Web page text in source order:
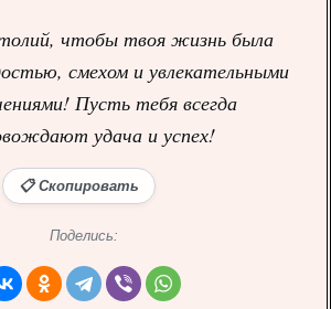
чтобы твоя жизнь была
смехом и увлекательными
Пусть тебя всегда
удача и успех!
📋 Скопировать
Поделись: